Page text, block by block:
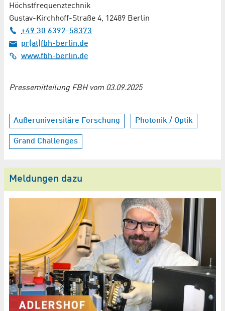
Höchstfrequenztechnik
Gustav-Kirchhoff-Straße 4, 12489 Berlin
+49 30 6392-58373
pr(at)fbh-berlin.de
www.fbh-berlin.de
Pressemitteilung FBH vom 03.09.2025
Außeruniversitäre Forschung Photonik / Optik
Grand Challenges
Meldungen dazu